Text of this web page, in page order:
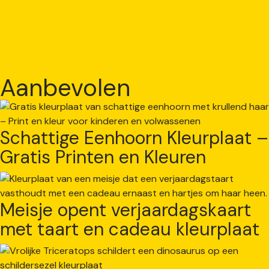
Aanbevolen
Schattige Eenhoorn Kleurplaat –
Gratis Printen en Kleuren
Meisje opent verjaardagskaart
met taart en cadeau kleurplaat